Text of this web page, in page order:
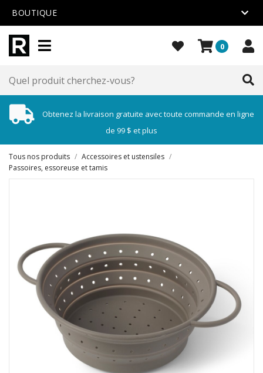
BOUTIQUE
0
Obtenez la livraison gratuite avec toute commande en ligne
de 99 $ et plus
Tous nos produits / Accessoires et ustensiles /
Passoires, essoreuse et tamis